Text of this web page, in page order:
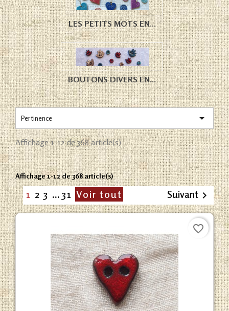
LES PETITS MOTS EN...
BOUTONS DIVERS EN...
Pertinence 
Affichage 1-12 de 368 article(s)
Affichage 1-12 de 368 article(s)
1 2 3 … 31 Suivant 
Voir tout
favorite_border